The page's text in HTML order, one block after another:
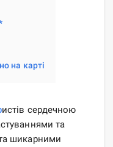
на карті
истів сердечною
та
шикарними